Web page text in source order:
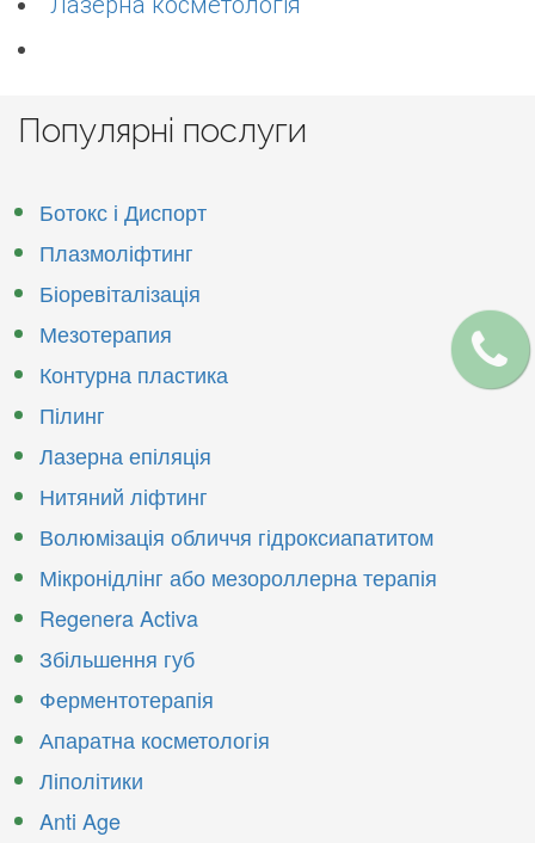
Популярні послуги
Ботокс і Диспорт
Плазмоліфтинг
Біоревіталізація
Мезотерапия
Контурна пластика
Пілинг
Лазерна епіляція
Нитяний ліфтинг
Волюмізація обличчя гідроксиапатитом
​Мікронідлінг або мезороллерна терапія
Regenera Activa
​Збільшення губ
​Ферментотерапія
​Апаратна косметологія
Ліполітики
Anti Age